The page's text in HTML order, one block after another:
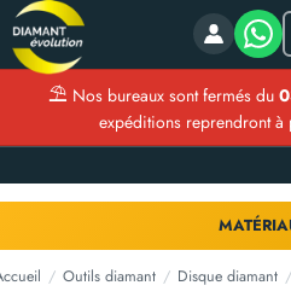
⛱ Nos bureaux sont fermés du
expéditions reprendront à
/ Outils diamant / Disque diamant /